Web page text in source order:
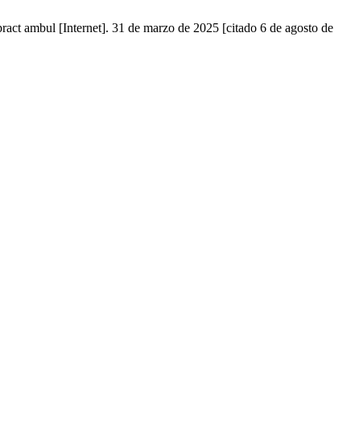
ambul [Internet]. 31 de marzo de 2025 [citado 6 de agosto de